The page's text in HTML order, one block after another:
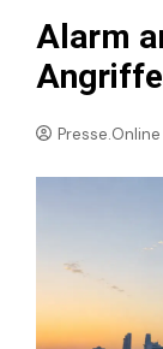
Alarm
Presse.Online